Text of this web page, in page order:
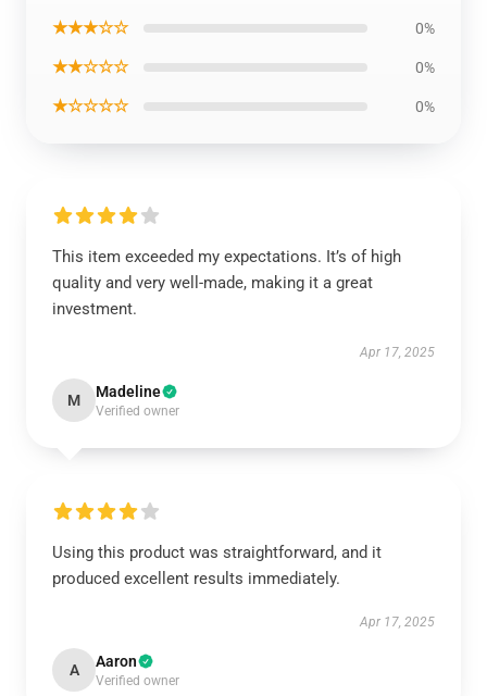
★★★☆☆ 0%
★★☆☆☆ 0%
★☆☆☆☆ 0%
This item exceeded my expectations. It’s of high
quality and very well-made, making it a great
investment.
Apr 17, 2025
M Madeline
Verified owner
Using this product was straightforward, and it
produced excellent results immediately.
Apr 17, 2025
A Aaron
Verified owner